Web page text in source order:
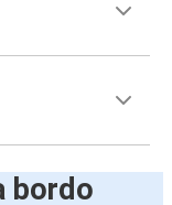
bordo